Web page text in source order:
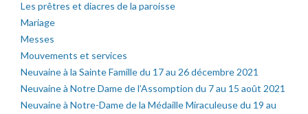
Les prêtres et diacres de la paroisse
Mariage
Messes
Mouvements et services
Neuvaine à la Sainte Famille du 17 au 26 décembre 2021
Neuvaine à Notre Dame de l’Assomption du 7 au 15 août 2021
Neuvaine à Notre-Dame de la Médaille Miraculeuse du 19 au